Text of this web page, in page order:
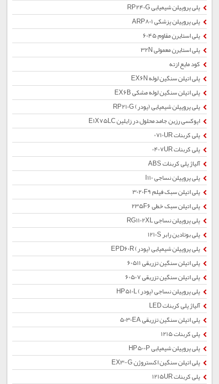
پلی پروپیلن شیمیایی RP240G
پلی پروپیلن پزشکی ARP801
پلی استایرن مقاوم 6045
پلی استایرن معمولی 32N
کود مایع ازته
پلی اتیلن سنگین لوله EX6N
پلی اتیلن سنگین لوله مشکی EX6B
پلی پروپیلن شیمیایی (پودر) RP210G
اپوکسی رزین جامد محلول در زایلین E1X75LC
پلی کربنات 0710UR
پلی کربنات 0407UR
آلیاژ پلی کربنات ABS
پلی پروپیلن نساجی I110
پلی اتیلن سبک فیلم 3020F9
پلی اتیلن سبک خطی 235F6
پلی پروپیلن نساجی RG1102XL
پلی بوتادین رابر 1210S
پلی پروپیلن شیمیایی (پودر) EPD60R
پلی اتیلن سنگین تزریقی 60511
پلی اتیلن سنگین تزریقی 60507
پلی پروپیلن نساجی (پودر) HP510L
آلیاژ پلی کربنات LED
پلی اتیلن سنگین تزریقی 5030EA
پلی کربنات 1215
پلی پروپیلن شیمیایی HP500P
پلی اتیلن سنگین اکستروژن EX3-G
پلی کربنات 1215UR